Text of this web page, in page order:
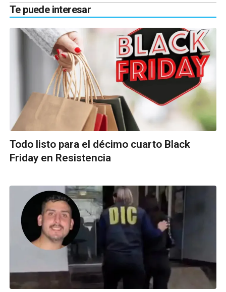
Te puede interesar
Todo listo para el décimo cuarto Black
Friday en Resistencia